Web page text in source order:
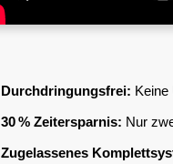
Durchdringungsfrei: Keine
30 % Zeitersparnis: Nur
Zugelassenes